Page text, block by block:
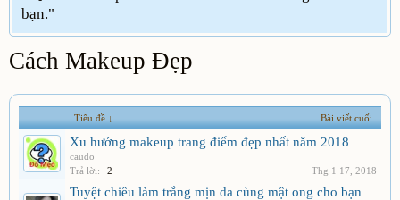
bạn."
Cách Makeup Đẹp
Tiêu đề ↓ Bài viết cuối
Xu hướng makeup trang điểm đẹp nhất năm 2018
caudo
Trả lời:
2 Thg 1 17, 2018
Tuyệt chiêu làm trắng mịn da cùng mật ong cho bạn